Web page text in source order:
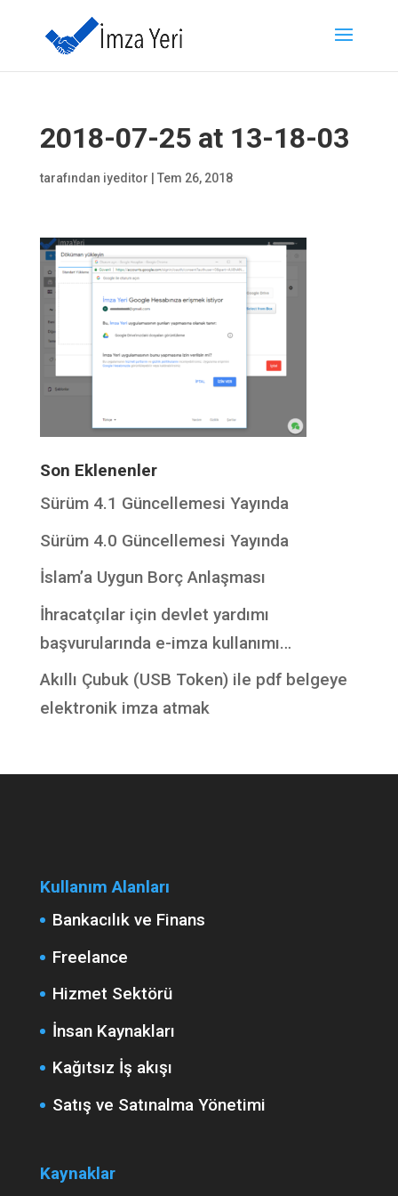
2018-07-25 at 13-18-03
tarafından iyeditor Tem 26, 2018
Son Eklenenler
Sürüm 4.1 Güncellemesi Yayında
Sürüm 4.0 Güncellemesi Yayında
İslam’a Uygun Borç Anlaşması
İhracatçılar için devlet yardımı
başvurularında e-imza kullanımı…
Akıllı Çubuk (USB Token) ile pdf belgeye
elektronik imza atmak
Kullanım Alanları
Bankacılık ve Finans
Freelance
Hizmet Sektörü
İnsan Kaynakları
Kağıtsız İş akışı
Satış ve Satınalma Yönetimi
Kaynaklar